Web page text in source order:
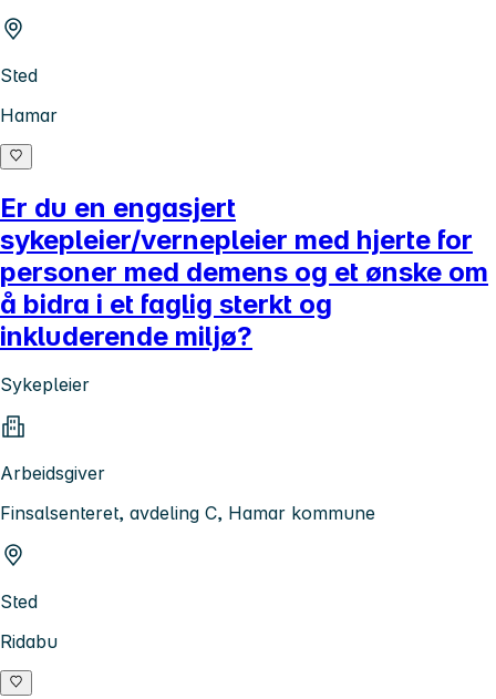
Sted
Hamar
Er du en engasjert
sykepleier/vernepleier med hjerte for
personer med demens og et ønske om
å bidra i et faglig sterkt og
inkluderende miljø?
Sykepleier
Arbeidsgiver
Finsalsenteret, avdeling C, Hamar kommune
Sted
Ridabu